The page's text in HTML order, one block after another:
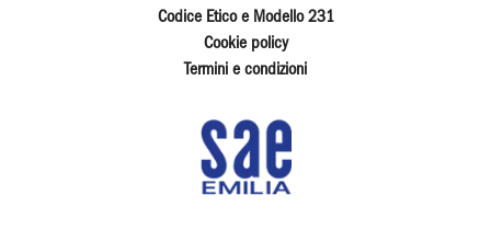
Codice Etico e Modello 231
Cookie policy
Termini e condizioni